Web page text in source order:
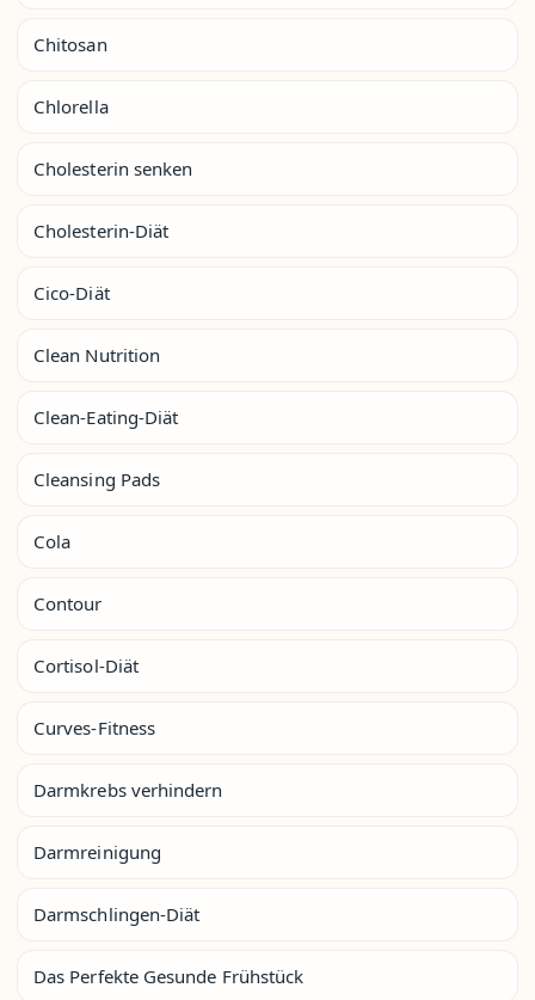
Chitosan
Chlorella
Cholesterin senken
Cholesterin-Diät
Cico-Diät
Clean Nutrition
Clean-Eating-Diät
Cleansing Pads
Cola
Contour
Cortisol-Diät
Curves-Fitness
Darmkrebs verhindern
Darmreinigung
Darmschlingen-Diät
Das Perfekte Gesunde Frühstück